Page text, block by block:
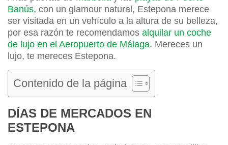
Banús, con un glamour natural, Estepona merece
ser visitada en un vehículo a la altura de su belleza,
por esa razón te recomendamos alquilar un coche
de lujo en el Aeropuerto de Málaga. Mereces un
lujo, te mereces Estepona.
Contenido de la página
DÍAS DE MERCADOS EN
ESTEPONA